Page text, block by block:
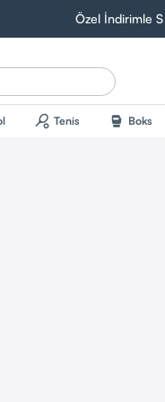
Özel İndirimle
sports_tennis Tenis sports_mma Boks